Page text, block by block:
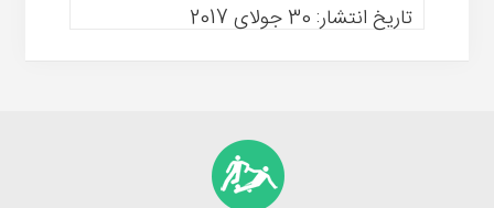
تاریخ انتشار: 30 جولای 2017